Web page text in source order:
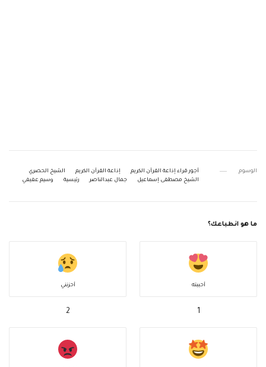
الوسوم أجور قراء إذاعة القرآن الكريم إذاعة القرآن الكريم
الشيخ الحصري
الشيخ مصطفى إسماعيل
جمال عبدالناصر رئيسية وسيم عفيفي
ما هو انطباعك؟
أحببته
1
أحزنني
2